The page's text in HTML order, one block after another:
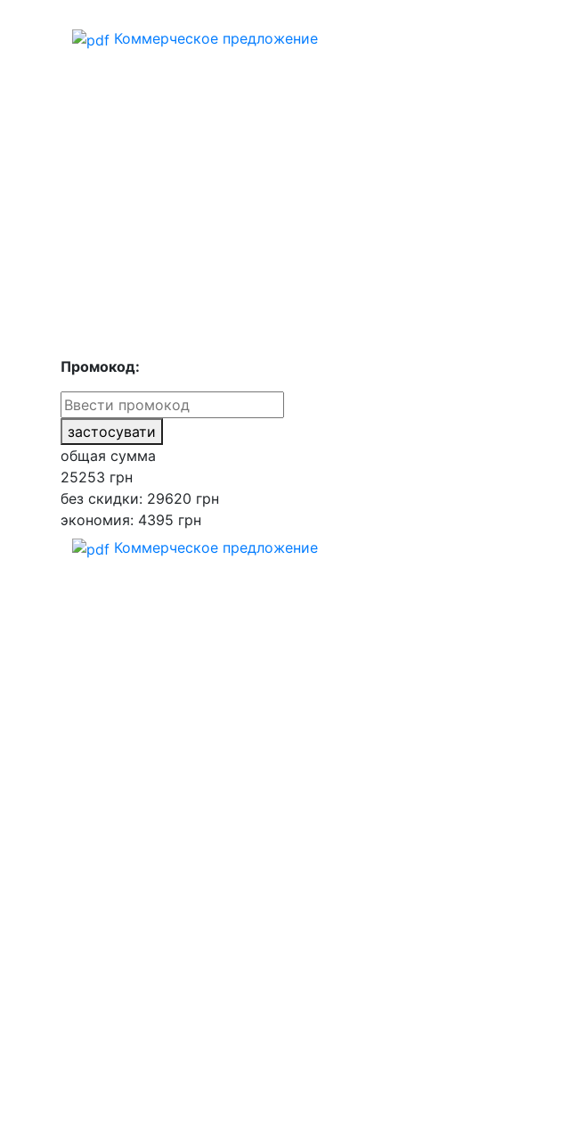
Коммерческое предложение
Промокод:
застосувати
общая сумма
25253 грн
без скидки: 29620 грн
экономия: 4395 грн
Коммерческое предложение